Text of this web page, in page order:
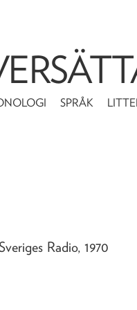
SPRÅK
Radio,1970